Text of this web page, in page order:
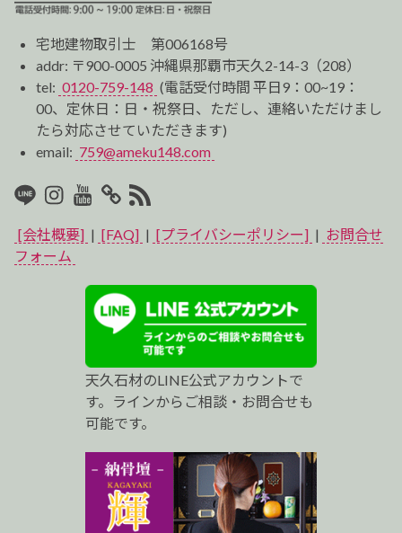
宅地建物取引士 第006168号
addr: 〒900-0005 沖縄県那覇市天久2-14-3（208）
tel: 0120-759-148 (電話受付時間 平日9：00~19：
00、定休日：日・祝祭日、ただし、連絡いただけまし
たら対応させていただきます)
email: 759@ameku148.com
LINEInstagram
Youtube
マ
イ
ス
ト
ロ
RSS2
[会社概要] | [FAQ] | [プライバシーポリシー] | お問合せ
フォーム
天久石材のLINE公式アカウントで
す。ラインからご相談・お問合せも
可能です。